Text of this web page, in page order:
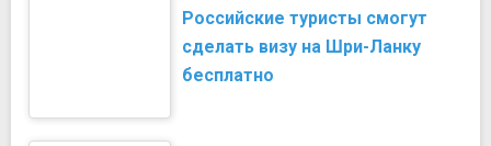
Российские туристы смогут
сделать визу на Шри-Ланку
бесплатно